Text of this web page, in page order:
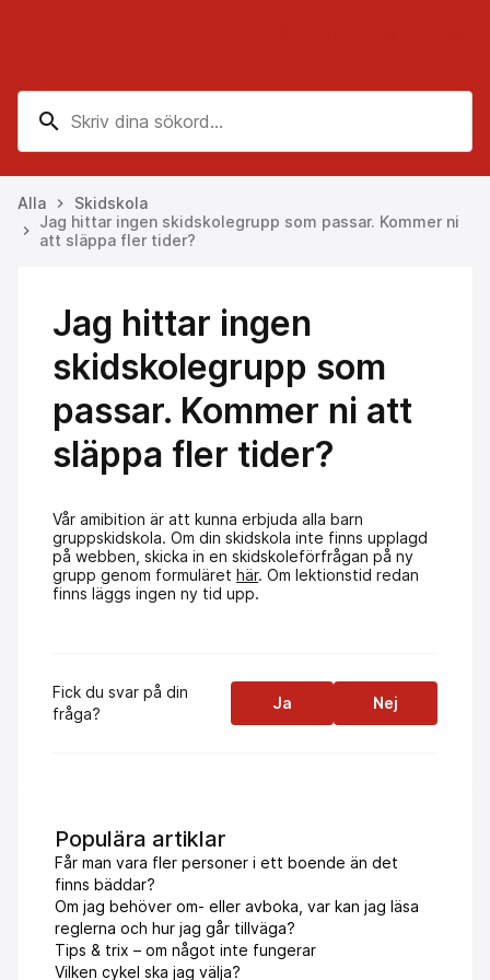
search
Alla keyboard_arrow_right Skidskola
keyboard_arrow_right
Jag hittar ingen skidskolegrupp som passar. Kommer ni
att släppa fler tider?
Jag hittar ingen
skidskolegrupp som
passar. Kommer ni att
släppa fler tider?
Vår amibition är att kunna erbjuda alla barn
gruppskidskola. Om din skidskola inte finns upplagd
på webben, skicka in en skidskoleförfrågan på ny
grupp genom formuläret här. Om lektionstid redan
finns läggs ingen ny tid upp.
Fick du svar på din
fråga?
Ja Nej
Populära artiklar
Får man vara fler personer i ett boende än det
finns bäddar?
Om jag behöver om- eller avboka, var kan jag läsa
reglerna och hur jag går tillväga?
Tips & trix – om något inte fungerar
Vilken cykel ska jag välja?